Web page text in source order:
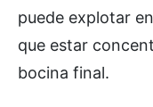
puede explotar
que estar
bocina final.